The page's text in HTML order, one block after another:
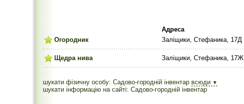
Адреса
Огородник
Заліщики, Стефаника, 17Д
Щедра нива Заліщики, Стефаника, 17Ж
шукати фізичну особу: Садово-городній інвентар всюди ▼
шукати інформацію на сайті: Садово-городній інвентар